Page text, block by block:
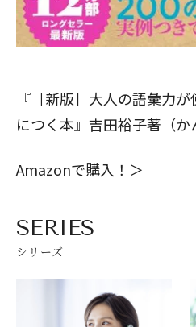
『［新版］大人の語彙力
につく本』吉田裕子著（か
Amazonで購入！＞
SERIES
シリーズ
閉じ